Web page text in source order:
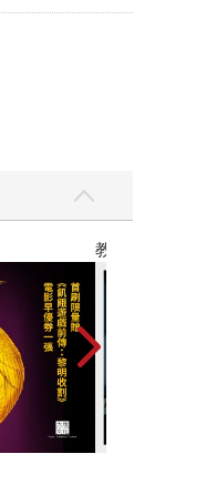
世界上最透明